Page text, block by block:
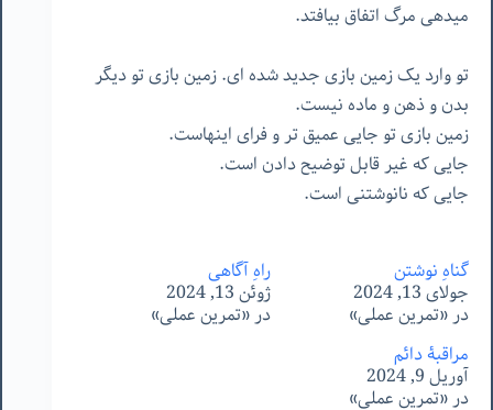
میدهی مرگ اتفاق بیافتد.
تو وارد یک زمین بازی جدید شده ای. زمین بازی تو دیگر
بدن و ذهن و ماده نیست.
زمین بازی تو جایی عمیق تر و فرای اینهاست.
جایی که غیر قابل توضیح دادن است.
جایی که نانوشتنی است.
گناهِ نوشتن
جولای 13, 2024
در «تمرین عملی»
راهِ آگاهی
ژوئن 13, 2024
در «تمرین عملی»
مراقبۀ دائم
آوریل 9, 2024
در «تمرین عملی»